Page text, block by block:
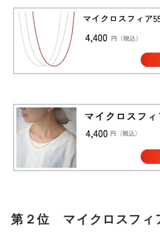
第２位 マイクロスフィ